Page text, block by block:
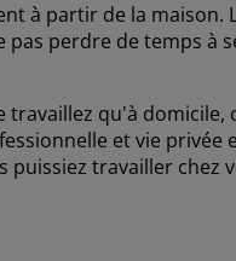
à partir de la
pas perdre de temps
travaillez qu'à
et vie
travailler